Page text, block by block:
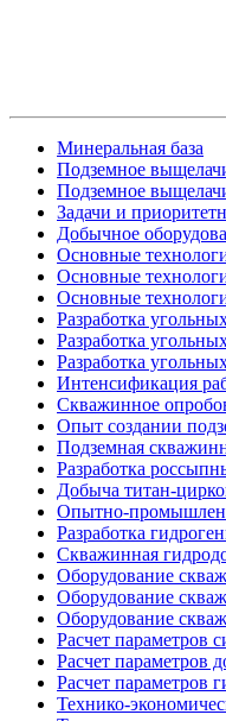
Минеральная база
Подземное
Подземное
Задачи и
Добычное
Основные
Основные
Основные
Разработка
Разработка
Разработка
Интенсификация
Скважинное
Опыт создании
Подземная
Разработка
Добыча титан-
Опытно-
Разработка
Скважинная
Оборудование
Оборудование
Оборудование
Расчет параметров
Расчет параметров
Расчет параметров
Технико-